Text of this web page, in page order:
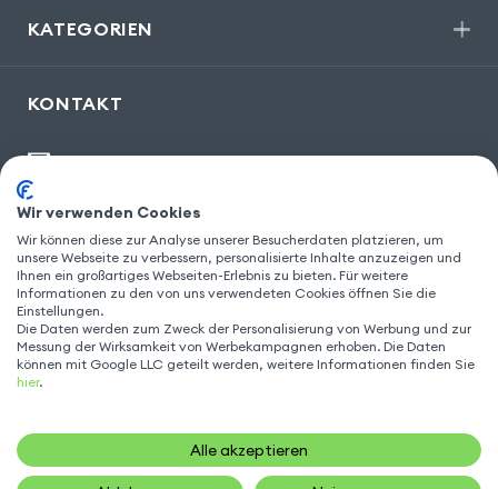
KATEGORIEN
KONTAKT
kontakt@gsm55.de
30, bis rue Girard
FOLGEN SIE UNS
Wir verwenden Cookies
Wir können diese zur Analyse unserer Besucherdaten platzieren, um
unsere Webseite zu verbessern, personalisierte Inhalte anzuzeigen und
Ihnen ein großartiges Webseiten-Erlebnis zu bieten. Für weitere
Informationen zu den von uns verwendeten Cookies öffnen Sie die
Einstellungen.
Die Daten werden zum Zweck der Personalisierung von Werbung und zur
Messung der Wirksamkeit von Werbekampagnen erhoben. Die Daten
können mit Google LLC geteilt werden, weitere Informationen finden Sie
hier.
Alle akzeptieren